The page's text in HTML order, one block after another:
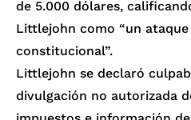
de 5.000 dólares,
Littlejohn como “un ataque
constitucional”.
Littlejohn se declaró
divulgación no autorizada